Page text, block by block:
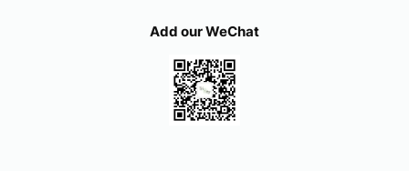
Add our WeChat